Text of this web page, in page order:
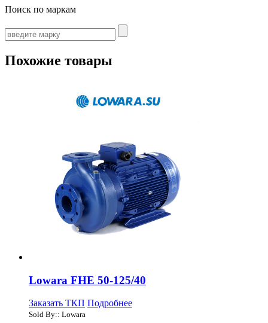
Поиск по маркам
Похожие товары
Lowara FHE 50-125/40
Заказать ТКП Подробнее
Sold By:: Lowara